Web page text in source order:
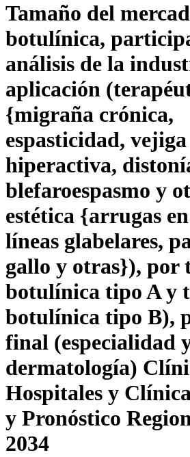
Tamaño del
botulínica,
análisis de la
aplicación
{migraña crónica,
espasticidad, vejiga
hiperactiva,
blefaroespasmo y
estética {arrugas
líneas glabelares,
gallo y otras}), por
botulínica tipo A y
botulínica tipo B),
final (especialidad
dermatología)
Hospitales y
y Pronóstico
2034